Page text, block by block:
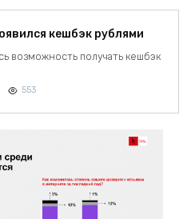
кешбэк рублями
возможность получать кешбэк
553